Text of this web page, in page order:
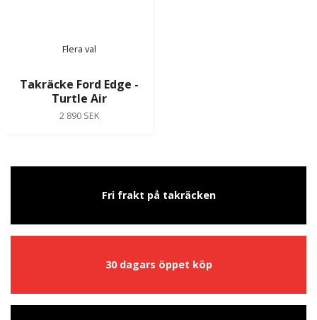
Flera val
Takräcke Ford Edge -
Turtle Air
2 890 SEK
Fri frakt på takräcken
30 dagars öppet köp